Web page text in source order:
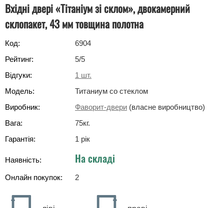
Вхідні двері «Тітаніум зі склом», двокамерний
склопакет, 43 мм товщина полотна
Код:
6904
Рейтинг:
5/5
Відгуки:
1 шт.
Модель:
Титаниум со стеклом
Виробник:
Фаворит-двери (власне виробництво)
Вага:
75кг.
Гарантія:
1 рік
Наявність: На складі
Онлайн покупок: 2